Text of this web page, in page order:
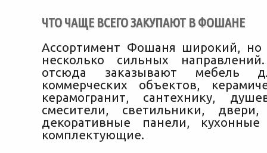
ЧТО ЧАЩЕ ВСЕГО ЗАКУПАЮТ В ФОШАНЕ
Ассортимент Фошаня широкий, но
несколько сильных
отсюда заказывают
коммерческих объектов,
керамогранит, сантехнику,
смесители, светильники, двери,
декоративные панели,
комплектующие.